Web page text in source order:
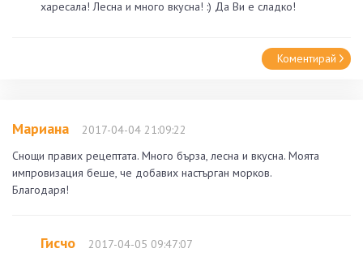
харесала! Лесна и много вкусна! :) Да Ви е сладко!
Коментирай
Мариана
2017-04-04 21:09:22
Снощи правих рецептата. Много бърза, лесна и вкусна. Моята
импровизация беше, че добавих настърган морков.
Благодаря!
Гисчо
2017-04-05 09:47:07